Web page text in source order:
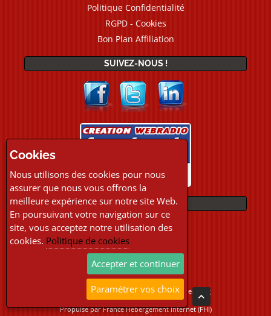
Politique Confidentialité
RGPD - Cookies
Bon Plan Affiliation
SUIVEZ-NOUS !
PAIEMENTS
Copyright © 2026 Location Webradio Streaming
Tous droits réservés
Propulsé parFrance Hebergement Internet (FHI)
Cookies
Nous utilisons des cookies pour nous
assurer que nous vous offrons la
meilleure expérience sur notre site Web.
En poursuivant votre navigation sur ce
site, vous acceptez notre utilisation des
cookies. Politique de cookies
Accepter et continuer
Paramétrer vos choix